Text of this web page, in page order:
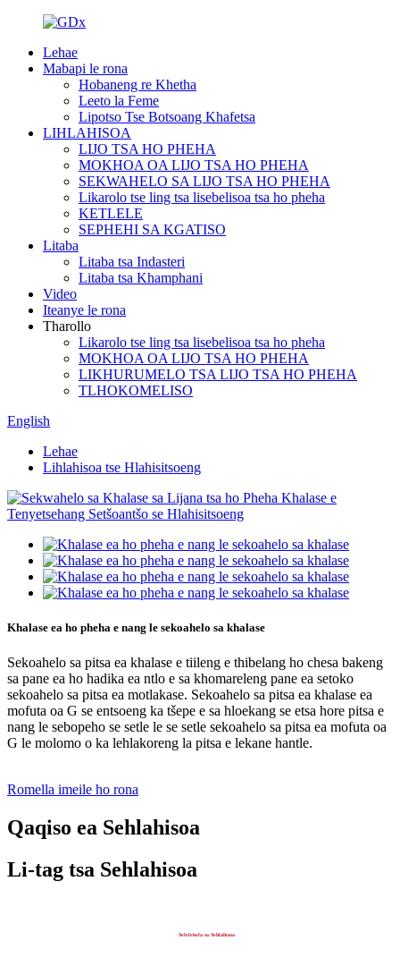
Lehae
Mabapi le rona
Hobaneng re Khetha
Leeto la Feme
Lipotso Tse Botsoang Khafetsa
LIHLAHISOA
LIJO TSA HO PHEHA
MOKHOA OA LIJO TSA HO PHEHA
SEKWAHELO SA LIJO TSA HO PHEHA
Likarolo tse ling tsa lisebelisoa tsa ho pheha
KETLELE
SEPHEHI SA KGATISO
Litaba
Litaba tsa Indasteri
Litaba tsa Khamphani
Video
Iteanye le rona
Tharollo
Likarolo tse ling tsa lisebelisoa tsa ho pheha
MOKHOA OA LIJO TSA HO PHEHA
LIKHURUMELO TSA LIJO TSA HO PHEHA
TLHOKOMELISO
English
Lehae
Lihlahisoa tse Hlahisitsoeng
Khalase ea ho pheha e nang le sekoahelo sa khalase
Sekoahelo sa pitsa ea khalase e tiileng e thibelang ho chesa bakeng
sa pane ea ho hadika ea ntlo e sa khomareleng pane ea setoko
sekoahelo sa pitsa ea motlakase. Sekoahelo sa pitsa ea khalase ea
mofuta oa G se entsoeng ka tšepe e sa hloekang se etsa hore pitsa e
nang le sebopeho se setle le se setle sekoahelo sa pitsa ea mofuta oa
G le molomo o ka lehlakoreng la pitsa e lekane hantle.
Romella imeile ho rona
Qaqiso ea Sehlahisoa
Li-tag tsa Sehlahisoa
Selelekela sa Sehlahisoa